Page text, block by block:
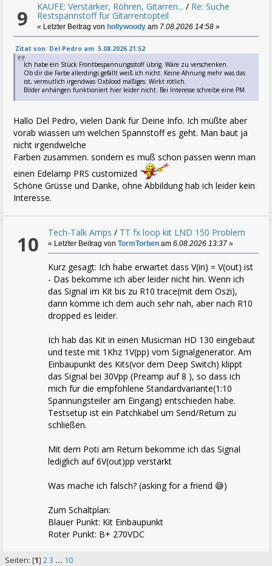
9 KAUFE: Verstärker, Röhren, Gitarren... / Re: Suche
Restspannstoff für Gitarrentopteil
« Letzter Beitrag von hollywoody am 7.08.2026 14:58 »
Zitat von: Del Pedro am 5.08.2026 21:52
Ich habe ein Stück Frontbespannungsstoff übrig. Wäre zu verschenken.
Ob dir die Farbe allerdings gefällt weiß ich nicht. Keine Ahnung mehr was das
ist, vermutlich irgendwas Oxblood mäßiges. Wirkt rötlich.
Bilder anhängen funktioniert hier leider nicht. Bei Interesse schreibe eine PM.
Hallo Del Pedro, vielen Dank für Deine Info. Ich müßte aber
vorab wiassen um welchen Spannstoff es geht. Man baut ja
nicht irgendwelche
Farben zusammen. sondern es muß schon passen wenn man
einen Edelamp PRS customized
Schöne Grüsse und Danke, ohne Abbildung hab ich leider kein
Interesse.
10 Tech-Talk Amps / TT fx loop kit LND 150 Problem
« Letzter Beitrag vonTormTorben am 6.08.2026 13:37 »
Kurz gesagt: Ich habe erwartet dass V(in) = V(out) ist
- Das bekomme ich aber leider nicht hin. Wenn ich
das Signal im Kit bis zu R10 trace(mit dem Oszi),
dann komme ich dem auch sehr nah, aber nach R10
dropped es leider.
Ich hab das Kit in einen Musicman HD 130 eingebaut
und teste mit 1Khz 1V(pp) vom Signalgenerator. Am
Einbaupunkt des Kits(vor dem Deep Switch) klippt
das Signal bei 30Vpp (Preamp auf 8 ), so dass ich
mich für die empfohlene Standardvariante(1:10
Spannungsteiler am Eingang) entschieden habe.
Testsetup ist ein Patchkabel um Send/Return zu
schließen.
Mit dem Poti am Return bekomme ich das Signal
lediglich auf 6V(out)pp verstärkt
Was mache ich falsch? (asking for a friend 😅)
Zum Schaltplan:
Blauer Punkt: Kit Einbaupunkt
Roter Punkt: B+ 270VDC
Seiten: [1] 2 3 ... 10